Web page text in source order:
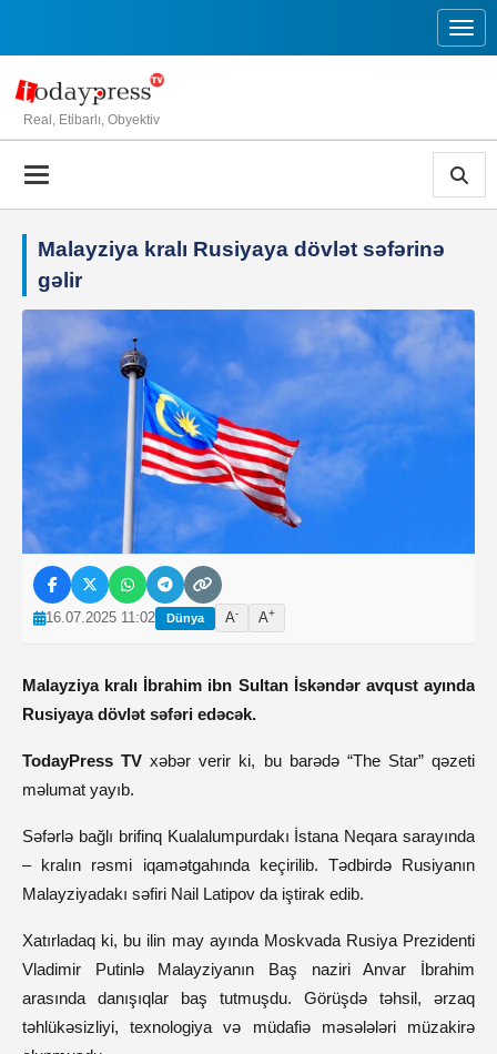
Real, Etibarlı, Obyektiv
Malayziya kralı Rusiyaya dövlət səfərinə
gəlir
16.07.2025 11:02 Dünya A- A+
Malayziya kralı İbrahim ibn Sultan İskəndər avqust ayında
Rusiyaya dövlət səfəri edəcək.
TodayPress TVxəbər verir ki, bu barədə “The Star” qəzeti
məlumat yayıb.
Səfərlə bağlı brifinq Kualalumpurdakı İstana Neqara sarayında
– kralın rəsmi iqamətgahında keçirilib. Tədbirdə Rusiyanın
Malayziyadakı səfiri Nail Latipov da iştirak edib.
Xatırladaq ki, bu ilin may ayında Moskvada Rusiya Prezidenti
Vladimir Putinlə Malayziyanın Baş naziri Anvar İbrahim
arasında danışıqlar baş tutmuşdu. Görüşdə təhsil, ərzaq
təhlükəsizliyi, texnologiya və müdafiə məsələləri müzakirə